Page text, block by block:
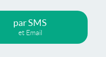
par SMS
et Email